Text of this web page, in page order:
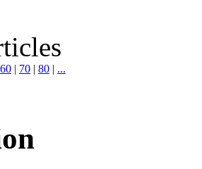
60 | 70 | 80 | ...